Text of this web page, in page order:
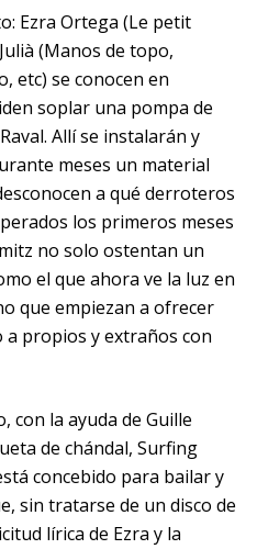
Ezra Ortega (Le petit
(Manos de topo,
etc) se conocen en
soplar una pompa de
Allí se instalarán y
meses un material
a qué derroteros
los primeros meses
no solo ostentan un
el que ahora ve la luz en
que empiezan a ofrecer
propios y extraños con
con la ayuda de Guille
de chándal, Surfing
concebido para bailar y
sin tratarse de un disco de
lírica de Ezra y la